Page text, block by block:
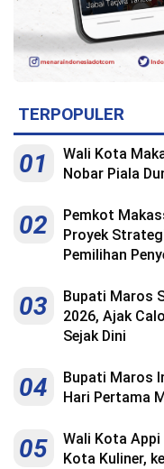
TERPOPULER
01
Wali Kota
Nobar Piala
02
Pemkot
Proyek
Pemilihan
03
Bupati Maros
2026, Ajak
Sejak Dini
04
Bupati Maros
Hari Pertama
05
Wali Kota
Kota Kuliner,